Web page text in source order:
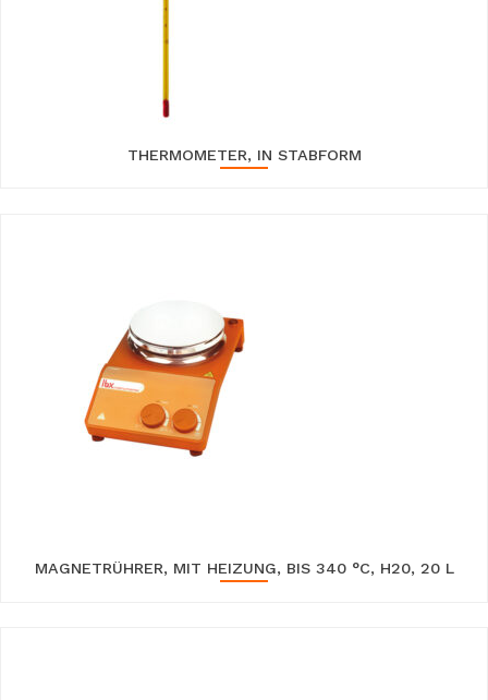
THERMOMETER, IN STABFORM
MAGNETRÜHRER, MIT HEIZUNG, BIS 340 °C, H20, 20 L